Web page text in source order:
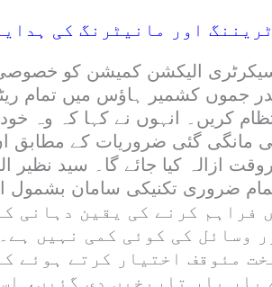
اور مانیٹرنگ کی
الیکشن کمیشن کو
اندر اندر جموں کشمیر ہاؤس میں
کریں۔ انہوں نے کہا کہ وہ
مانگی گئی ضروریات کے مطابق
ازالہ کیا جائے گا۔ سید نظیر
فراہم کرنے کی یقین دہانی
وسائل کی کوئی کمی نہیں
مئوقف اختیار کرتے ہوئے
بار بار تاریخیں دی گئیں،